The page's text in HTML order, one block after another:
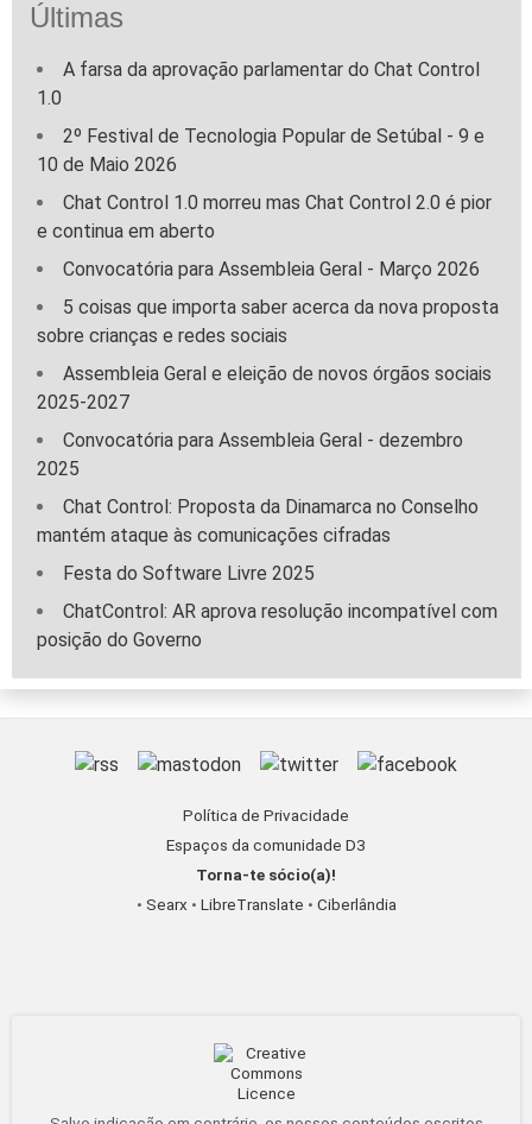
Últimas
A farsa da aprovação parlamentar do Chat Control
1.0
2º Festival de Tecnologia Popular de Setúbal - 9 e
10 de Maio 2026
Chat Control 1.0 morreu mas Chat Control 2.0 é pior
e continua em aberto
Convocatória para Assembleia Geral - Março 2026
5 coisas que importa saber acerca da nova proposta
sobre crianças e redes sociais
Assembleia Geral e eleição de novos órgãos sociais
2025-2027
Convocatória para Assembleia Geral - dezembro
2025
Chat Control: Proposta da Dinamarca no Conselho
mantém ataque às comunicações cifradas
Festa do Software Livre 2025
ChatControl: AR aprova resolução incompatível com
posição do Governo
Política de Privacidade
Espaços da comunidade D3
Torna-te sócio(a)!
• Searx • LibreTranslate • Ciberlândia